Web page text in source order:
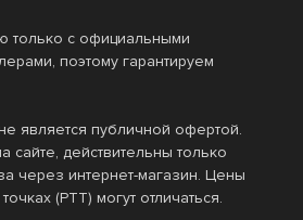
только с официальными
поэтому гарантируем
является публичной офертой.
сайте, действительны только
через интернет-магазин. Цены
(РТТ) могут отличаться.